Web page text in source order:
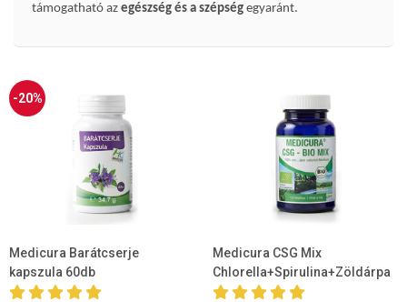
támogatható az egészség és a szépség egyaránt.
-20%
Medicura Barátcserje
kapszula 60db
Medicura CSG Mix
Chlorella+Spirulina+Zöldárpa
tabletta 120 db